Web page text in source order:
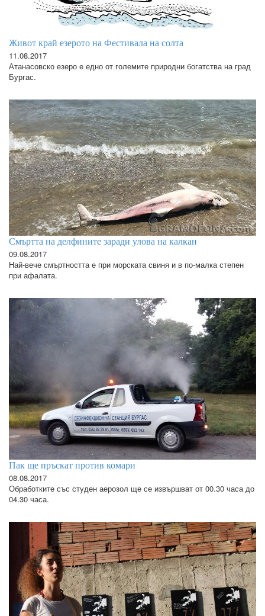
Живот край езерото на Фестивала на солта
11.08.2017
Атанасовско езеро е едно от големите природни богатства на град
Бургас.
Смъртта на делфините заради улова на калкан
09.08.2017
Най-вече смъртността е при морската свиня и в по-малка степен
при афалата.
Пак ще пръскат против комари
08.08.2017
Обработките със студен аерозол ще се извършват от 00.30 часа до
04.30 часа.